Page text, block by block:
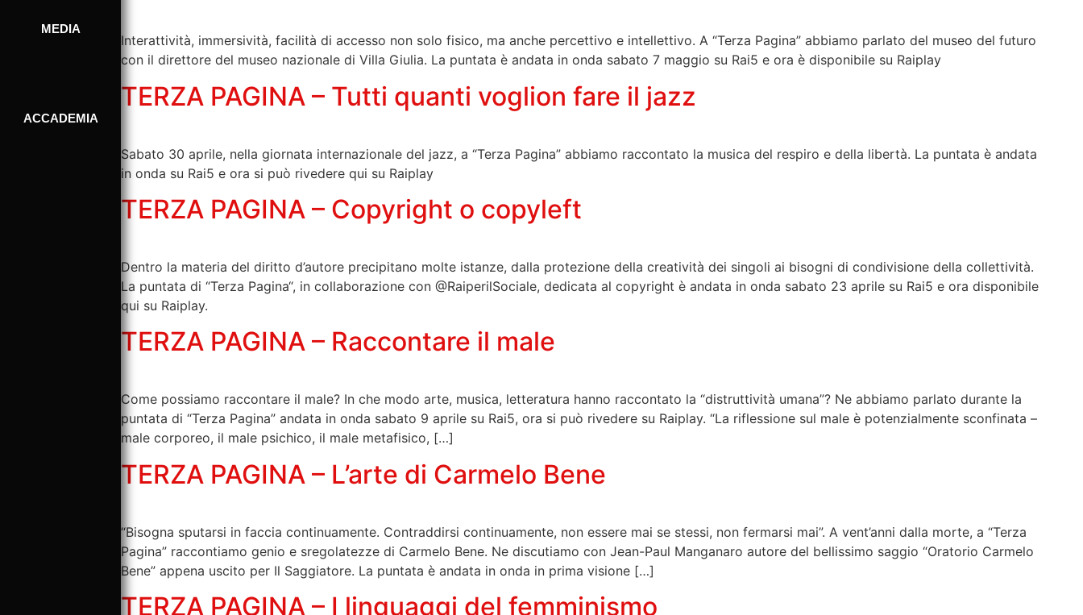
MEDIA
ACCADEMIA
Interattività, immersività, facilità di accesso non solo fisico, ma anche percettivo e intellettivo. A “Terza Pagina” abbiamo parlato del museo del futuro
con il direttore del museo nazionale di Villa Giulia. La puntata è andata in onda sabato 7 maggio su Rai5 e ora è disponibile su Raiplay
TERZA PAGINA – Tutti quanti voglion fare il jazz
Sabato 30 aprile, nella giornata internazionale del jazz, a “Terza Pagina” abbiamo raccontato la musica del respiro e della libertà. La puntata è andata
in onda su Rai5 e ora si può rivedere qui su Raiplay
TERZA PAGINA – Copyright o copyleft
Dentro la materia del diritto d’autore precipitano molte istanze, dalla protezione della creatività dei singoli ai bisogni di condivisione della collettività.
La puntata di “Terza Pagina“, in collaborazione con @RaiperilSociale, dedicata al copyright è andata in onda sabato 23 aprile su Rai5 e ora disponibile
qui su Raiplay.
TERZA PAGINA – Raccontare il male
Come possiamo raccontare il male? In che modo arte, musica, letteratura hanno raccontato la “distruttività umana”? Ne abbiamo parlato durante la
puntata di “Terza Pagina” andata in onda sabato 9 aprile su Rai5, ora si può rivedere su Raiplay. “La riflessione sul male è potenzialmente sconfinata –
male corporeo, il male psichico, il male metafisico, […]
TERZA PAGINA – L’arte di Carmelo Bene
“Bisogna sputarsi in faccia continuamente. Contraddirsi continuamente, non essere mai se stessi, non fermarsi mai”. A vent’anni dalla morte, a “Terza
Pagina” raccontiamo genio e sregolatezze di Carmelo Bene. Ne discutiamo con Jean-Paul Manganaro autore del bellissimo saggio “Oratorio Carmelo
Bene” appena uscito per Il Saggiatore. La puntata è andata in onda in prima visione […]
TERZA PAGINA – I linguaggi del femminismo